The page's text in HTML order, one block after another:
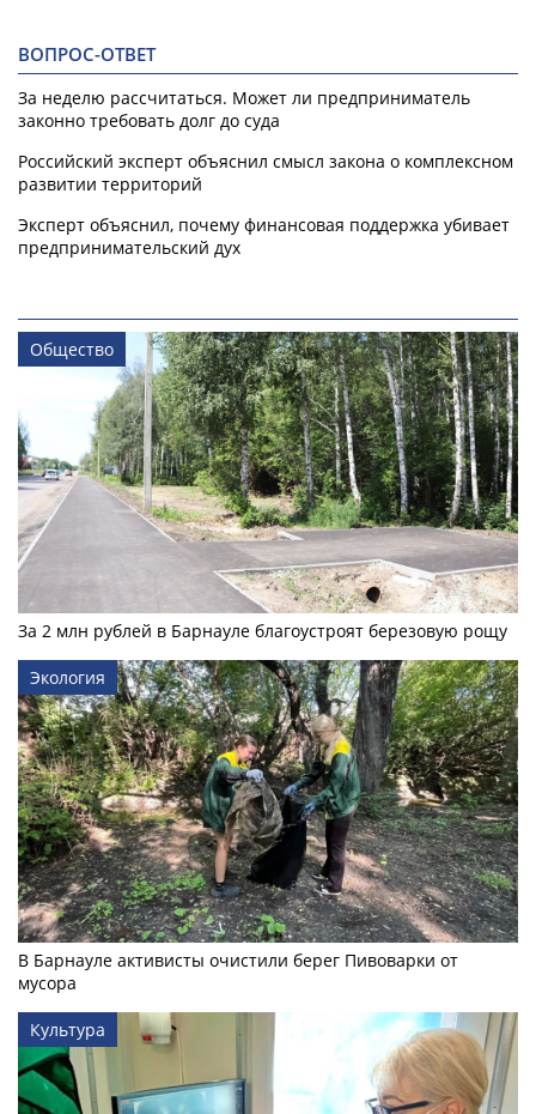
ВОПРОС-ОТВЕТ
За неделю рассчитаться. Может ли предприниматель
законно требовать долг до суда
Российский эксперт объяснил смысл закона о комплексном
развитии территорий
Эксперт объяснил, почему финансовая поддержка убивает
предпринимательский дух
Общество
За 2 млн рублей в Барнауле благоустроят березовую рощу
Экология
В Барнауле активисты очистили берег Пивоварки от
мусора
Культура